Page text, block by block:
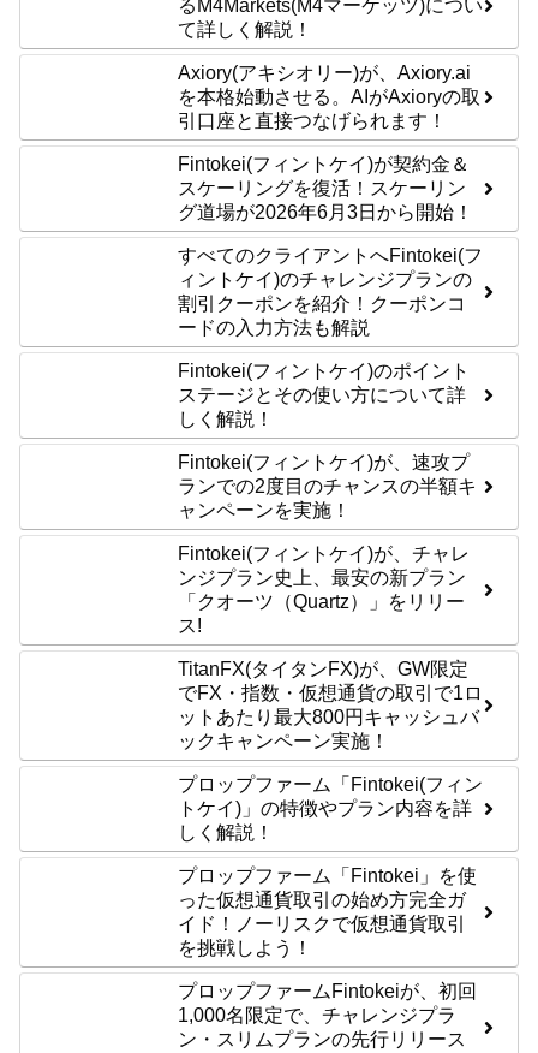
るM4Markets(M4マーケッツ)につい
て詳しく解説！
Axiory(アキシオリー)が、Axiory.ai
を本格始動させる。AIがAxioryの取
引口座と直接つなげられます！
Fintokei(フィントケイ)が契約金＆
スケーリングを復活！スケーリン
グ道場が2026年6月3日から開始！
すべてのクライアントへFintokei(フ
ィントケイ)のチャレンジプランの
割引クーポンを紹介！クーポンコ
ードの入力方法も解説
Fintokei(フィントケイ)のポイント
ステージとその使い方について詳
しく解説！
Fintokei(フィントケイ)が、速攻プ
ランでの2度目のチャンスの半額キ
ャンペーンを実施！
Fintokei(フィントケイ)が、チャレ
ンジプラン史上、最安の新プラン
「クオーツ（Quartz）」をリリー
ス!
TitanFX(タイタンFX)が、GW限定
でFX・指数・仮想通貨の取引で1ロ
ットあたり最大800円キャッシュバ
ックキャンペーン実施！
プロップファーム「Fintokei(フィン
トケイ)」の特徴やプラン内容を詳
しく解説！
プロップファーム「Fintokei」を使
った仮想通貨取引の始め方完全ガ
イド！ノーリスクで仮想通貨取引
を挑戦しよう！
プロップファームFintokeiが、初回
1,000名限定で、チャレンジプラ
ン・スリムプランの先行リリース